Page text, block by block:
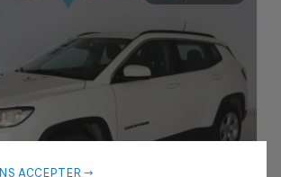
ACCEPTER →